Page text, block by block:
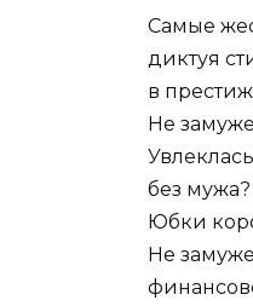
Самые
диктуя
в
Не
без
Юбки
Не